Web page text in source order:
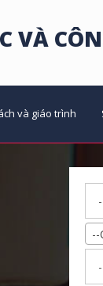
VÀ
và giáo trình
--